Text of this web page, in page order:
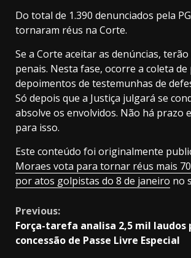
Do total de 1.390 denunciados pela
tornaram réus na Corte.
Se a Corte aceitar as denúncias,
penais. Nesta fase, ocorre a coleta de
depoimentos de testemunhas de
Só depois que a Justiça julgará se
absolve os envolvidos. Não há prazo
para isso.
Este conteúdo foi originalmente
Moraes vota para tornar réus mais
por atos golpistas do 8 de janeiro no
Continue
Reading
Previous:
Força-tarefa analisa 2,5 mil laudos
concessão de Passe Livre Especial